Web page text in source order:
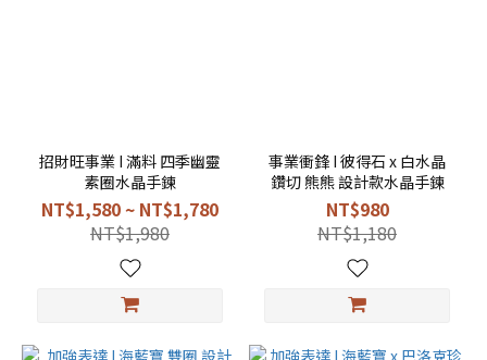
招財旺事業 I 滿料 四季幽靈
素圈水晶手鍊
NT$1,580 ~ NT$1,780
NT$1,980
事業衝鋒 I 彼得石 x 白水晶
鑽切 熊熊 設計款水晶手鍊
NT$980
NT$1,180